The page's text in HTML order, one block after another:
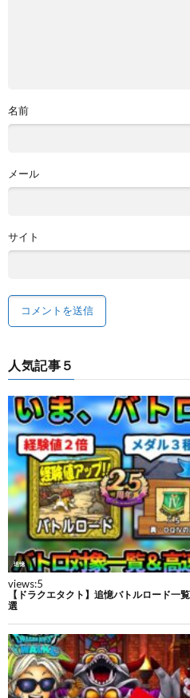
名前
メール
サイト
人気記事５